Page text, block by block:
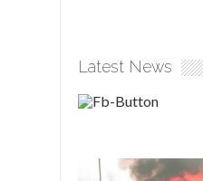
Latest News